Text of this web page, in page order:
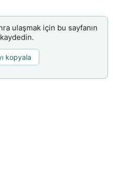
ulaşmak için bu sayfanın
kopyala